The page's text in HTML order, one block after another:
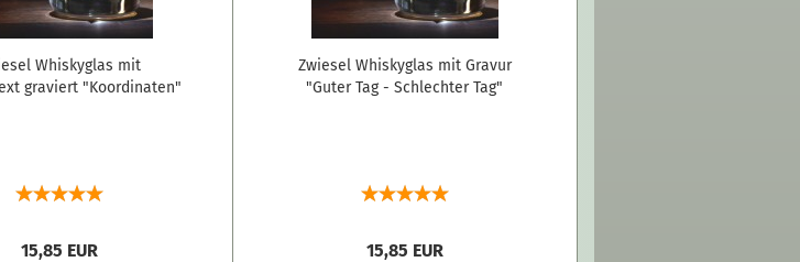
Whiskyglas mit
graviert "Koordinaten"
15,85 EUR
Zwiesel Whiskyglas mit Gravur
"Guter Tag - Schlechter Tag"
15,85 EUR